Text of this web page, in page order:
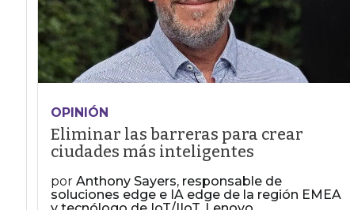
OPINIÓN
Eliminar las barreras para crear
ciudades más inteligentes
por Anthony Sayers, responsable de
soluciones edge e IA edge de la región EMEA